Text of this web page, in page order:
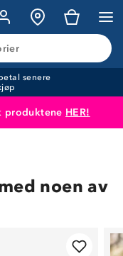
senere
produktene HER!
noen av